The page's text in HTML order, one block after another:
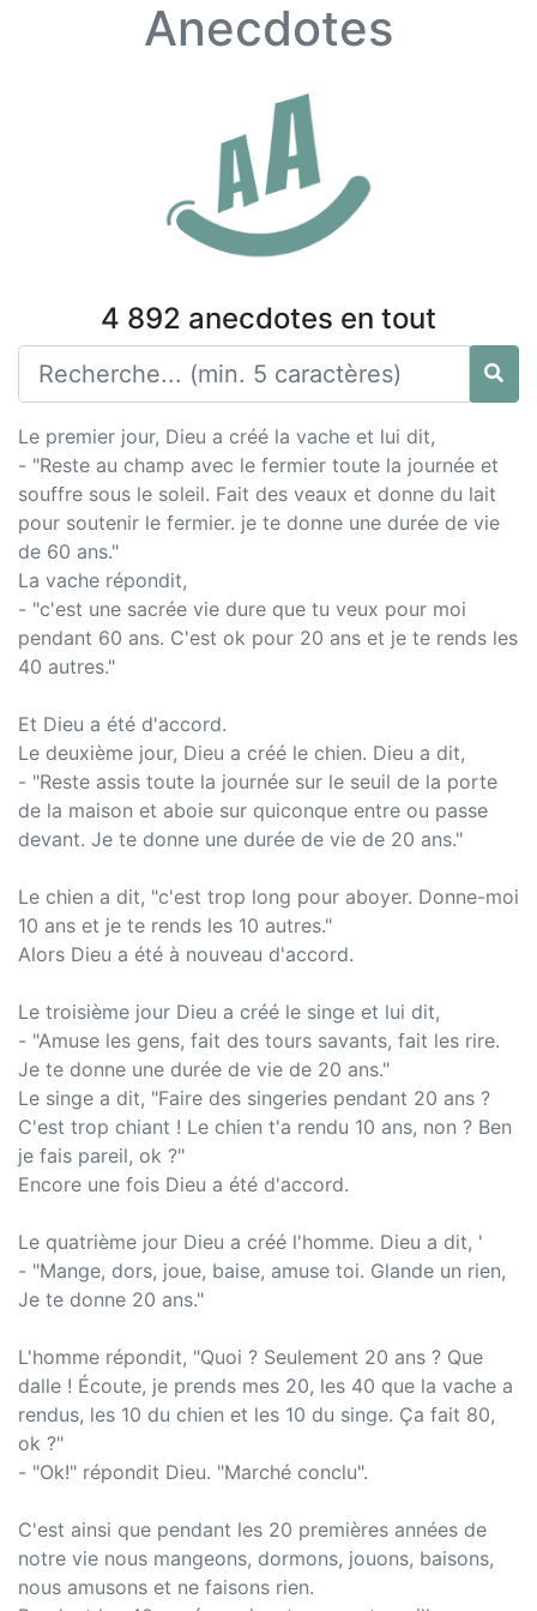
Anecdotes
4 892 anecdotes en tout
Le premier jour, Dieu a créé la vache et lui dit,
- "Reste au champ avec le fermier toute la journée et
souffre sous le soleil. Fait des veaux et donne du lait
pour soutenir le fermier. je te donne une durée de vie
de 60 ans."
La vache répondit,
- "c'est une sacrée vie dure que tu veux pour moi
pendant 60 ans. C'est ok pour 20 ans et je te rends les
40 autres."
Et Dieu a été d'accord.
Le deuxième jour, Dieu a créé le chien. Dieu a dit,
- "Reste assis toute la journée sur le seuil de la porte
de la maison et aboie sur quiconque entre ou passe
devant. Je te donne une durée de vie de 20 ans."
Le chien a dit, "c'est trop long pour aboyer. Donne-moi
10 ans et je te rends les 10 autres."
Alors Dieu a été à nouveau d'accord.
Le troisième jour Dieu a créé le singe et lui dit,
- "Amuse les gens, fait des tours savants, fait les rire.
Je te donne une durée de vie de 20 ans."
Le singe a dit, "Faire des singeries pendant 20 ans ?
C'est trop chiant ! Le chien t'a rendu 10 ans, non ? Ben
je fais pareil, ok ?"
Encore une fois Dieu a été d'accord.
Le quatrième jour Dieu a créé l'homme. Dieu a dit, '
- "Mange, dors, joue, baise, amuse toi. Glande un rien,
Je te donne 20 ans."
L'homme répondit, "Quoi ? Seulement 20 ans ? Que
dalle ! Écoute, je prends mes 20, les 40 que la vache a
rendus, les 10 du chien et les 10 du singe. Ça fait 80,
ok ?"
- "Ok!" répondit Dieu. "Marché conclu".
C'est ainsi que pendant les 20 premières années de
notre vie nous mangeons, dormons, jouons, baisons,
nous amusons et ne faisons rien.